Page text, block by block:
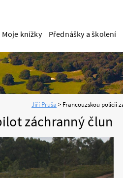
záchranný člun
3.5.2014
Moje knížky Přednášky a školení